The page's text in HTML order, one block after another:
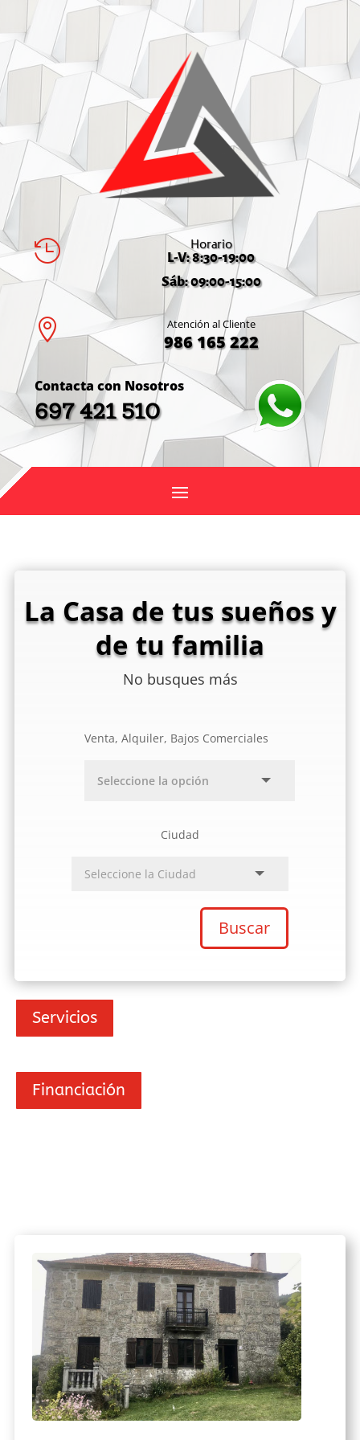
 Horario
L-V: 8:30-19:00
Sáb: 09:00-15:00
 Atención al Cliente
986 165 222
Contacta con Nosotros
697 421 510
La Casa de tus sueños y
de tu familia
No busques más
Venta, Alquiler, Bajos Comerciales
Ciudad
Buscar
Servicios
Financiación